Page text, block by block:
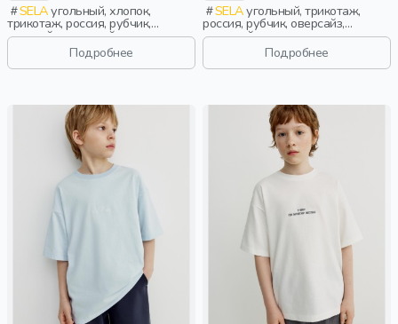
SELAугольный, хлопок,
трикотаж, россия, рубчик,
оверсайз, короткий рукав,
прямые, короткие, принт, вырез,
спорт, девочки, дети
Подробнее
SELAугольный, трикотаж,
россия, рубчик, оверсайз,
короткий рукав, прямые,
короткие, принт, вырез, спорт,
девочки, детиПодробнее